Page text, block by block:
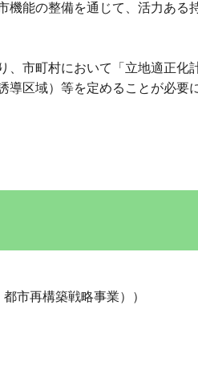
能の整備を通じて、活力ある
市町村において「立地適正化
区域）等を定めることが必要
市再構築戦略事業））